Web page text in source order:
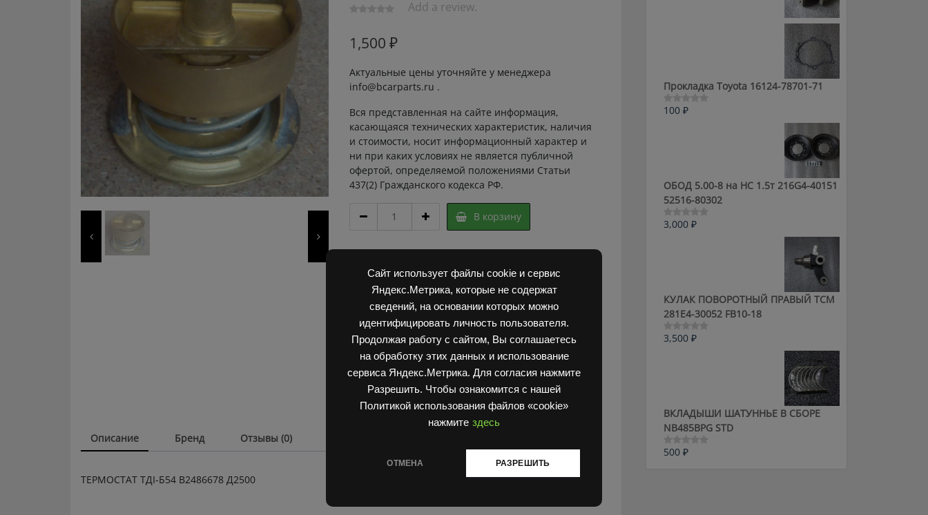
Сайт использует файлы cookie и сервис
Яндекс.Метрика, которые не содержат
сведений, на основании которых можно
идентифицировать личность пользователя.
Продолжая работу с сайтом, Вы соглашаетесь
на обработку этих данных и использование
сервиса Яндекс.Метрика. Для согласия нажмите
Разрешить. Чтобы ознакомится с нашей
Политикой использования файлов «cookie»
нажмите здесь
ОТМЕНА РАЗРЕШИТЬ
Add a review.
1,500 ₽
Актуальные цены уточняйте у менеджера
info@bcarparts.ru .
Вся представленная на сайте информация,
касающаяся технических характеристик, наличия
и стоимости, носит информационный характер и
ни при каких условиях не является публичной
офертой, определяемой положениями Статьи
437(2) Гражданского кодекса РФ.
ТДI-
В2486678
Д2500
В корзину
Категории:Двигатель Д2500 ,Запчасти Балканкар
Погрузчик ДВ 1661 , 1621
Описание Бренд Отзывы (0)
ТЕРМОСТАТ ТДI-Б54 В2486678 Д2500
Прокладка Toyota 16124-78701-71
Оценка
100 ₽
ОБОД 5.00-8 на HC 1.5т 216G4-40151
52516-80302
Оценка
3,000 ₽
КУЛАК ПОВОРОТНЫЙ ПРАВЫЙ ТСМ
281E4-30052 FB10-18
Оценка
3,500 ₽
ВКЛАДЫШИ ШАТУННЬЕ В СБОРЕ
NB485BPG STD
Оценка
500 ₽